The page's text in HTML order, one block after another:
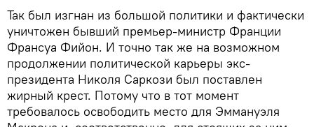
Так был изгнан из большой политики и фактически
уничтожен бывший премьер-министр Франции
Франсуа Фийон. И точно так же на возможном
продолжении политической карьеры экс-
президента Николя Саркози был поставлен
жирный крест. Потому что в тот момент
требовалось освободить место для Эммануэля